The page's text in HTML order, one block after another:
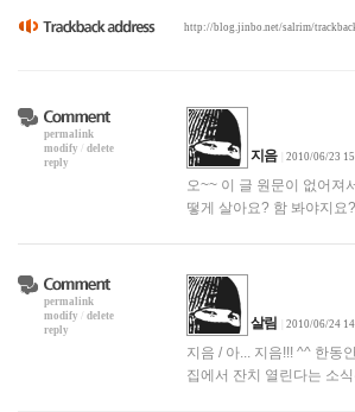
http://blog.jinbo.net/salrim/
permalink
modify
delete
reply
지음 2010/06/23
오~~ 이 글 원문이 없어져
떻게 살아요? 함 봐야지요?
permalink
modify
delete
reply
살림 2010/06/24
지음 / 아... 지음!!! ^^ 한동
집에서 잔치 열린다는 소